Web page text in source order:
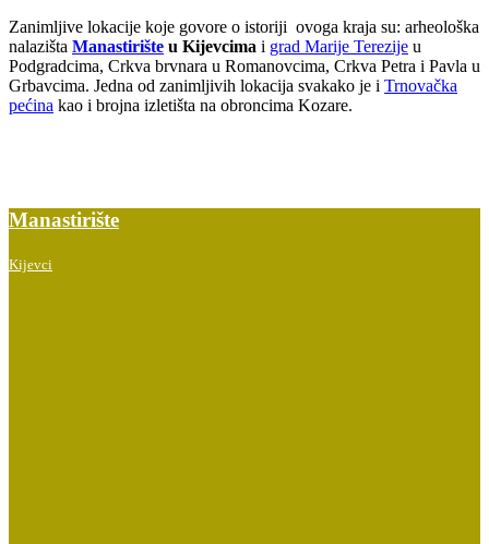
Zanimljive lokacije koje govore o istoriji ovoga kraja su: arheološka
nalazišta Manastirište u Kijevcima i grad Marije Terezije u
Podgradcima, Crkva brvnara u Romanovcima, Crkva Petra i Pavla u
Grbavcima. Jedna od zanimljivih lokacija svakako je i Trnovačka
pećina kao i brojna izletišta na obroncima Kozare.
Manastirište
Kijevci